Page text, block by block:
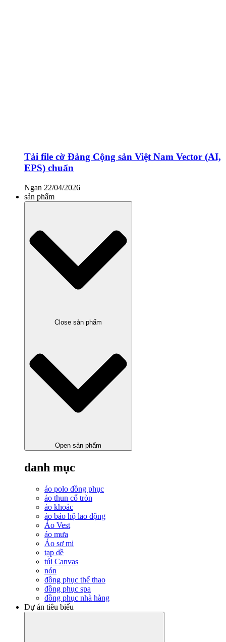
Tải file cờ Đảng Cộng sản Việt Nam Vector (AI,
EPS) chuẩn
Ngan 22/04/2026
sản phẩm
Close sản phẩm
Open sản phẩm
danh mục
áo polo đồng phục
áo thun cổ tròn
áo khoác
áo bảo hộ lao động
Áo Vest
áo mưa
Áo sơ mi
tạp dề
túi Canvas
nón
đồng phục thể thao
đồng phục spa
đồng phục nhà hàng
Dự án tiêu biểu